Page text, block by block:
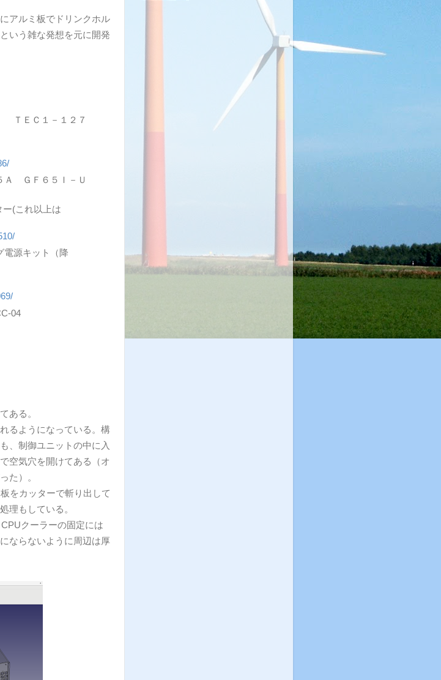
アルミ板でドリンクホル
いう雑な発想を元に開発
ＴＥＣ１－１２７
Ａ ＧＦ６５Ｉ－Ｕ
(これ以上は
源キット（降
04
ある。
るようになっている。構
、制御ユニットの中に入
空気穴を開けてある（オ
た）。
をカッターで斬り出して
理もしている。
クーラーの固定には
ならないように周辺は厚